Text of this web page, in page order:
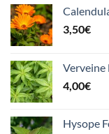
3,50€
Verveine
4,00€
Hysope